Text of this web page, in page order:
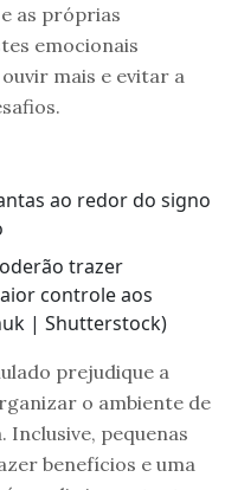
as próprias
emocionais
mais e evitar a
trazer
controle aos
| Shutterstock)
prejudique a
o ambiente de
Inclusive, pequenas
benefícios e uma